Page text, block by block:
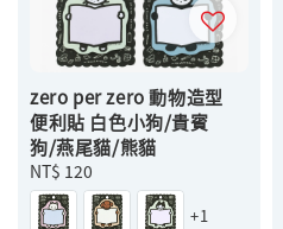
zero per zero 動物造型
便利貼 白色小狗/貴賓
狗/燕尾貓/熊貓
Regular
price
NT$ 120
+1